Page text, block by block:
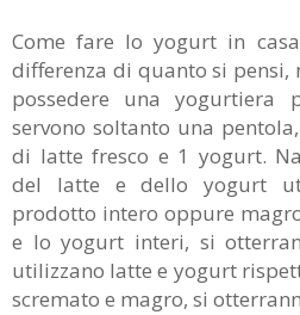
Come fare lo yogurt in
differenza di quanto si pensi,
possedere una yogurtiera
servono soltanto una
di latte fresco e 1 yogurt.
del latte e dello yogurt
prodotto intero oppure
e lo yogurt interi, si
utilizzano latte e yogurt
scremato e magro, si